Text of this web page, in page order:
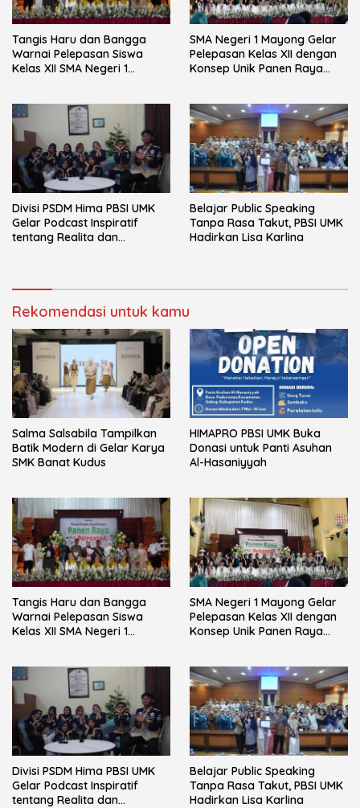
Tangis Haru dan Bangga
Warnai Pelepasan Siswa
Kelas XII SMA Negeri 1
SMA Negeri 1 Mayong Gelar
Pelepasan Kelas XII dengan
Konsep Unik Panen Raya
Divisi PSDM Hima PBSI UMK
Gelar Podcast Inspiratif
tentang Realita dan
Belajar Public Speaking
Tanpa Rasa Takut, PBSI UMK
Hadirkan Lisa Karlina
Rekomendasi untuk kamu
Salma Salsabila Tampilkan
Batik Modern di Gelar Karya
SMK Banat Kudus
HIMAPRO PBSI UMK Buka
Donasi untuk Panti Asuhan
Al-Hasaniyyah
Tangis Haru dan Bangga
Warnai Pelepasan Siswa
Kelas XII SMA Negeri 1
SMA Negeri 1 Mayong Gelar
Pelepasan Kelas XII dengan
Konsep Unik Panen Raya
Divisi PSDM Hima PBSI UMK
Gelar Podcast Inspiratif
tentang Realita dan
Belajar Public Speaking
Tanpa Rasa Takut, PBSI UMK
Hadirkan Lisa Karlina